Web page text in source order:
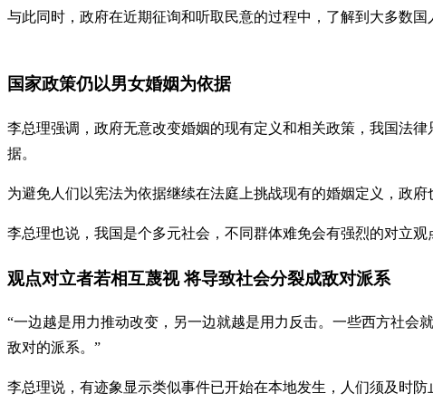
与此同时，政府在近期征询和听取民意的过程中，了解到大多数
国家政策仍以男女婚姻为依据
李总理强调，政府无意改变婚姻的现有定义和相关政策，我国法
据。
为避免人们以宪法为依据继续在法庭上挑战现有的婚姻定义，政
李总理也说，我国是个多元社会，不同群体难免会有强烈的对立
观点对立者若相互蔑视 将导致社会分裂成敌对派系
“一边越是用力推动改变，另一边就越是用力反击。一些西方社会
敌对的派系。”
李总理说，有迹象显示类似事件已开始在本地发生，人们须及时